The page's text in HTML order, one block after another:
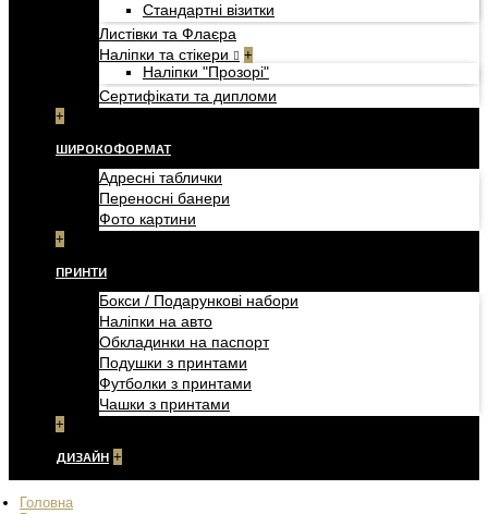
Стандартні візитки
Листівки та Флаєра
Наліпки та стікери
+
Наліпки "Прозорі"
Сертифікати та дипломи
+
ШИРОКОФОРМАТ
Адресні таблички
Переносні банери
Фото картини
+
ПРИНТИ
Бокси / Подарункові набори
Наліпки на авто
Обкладинки на паспорт
Подушки з принтами
Футболки з принтами
Чашки з принтами
+
ДИЗАЙН +
Головна